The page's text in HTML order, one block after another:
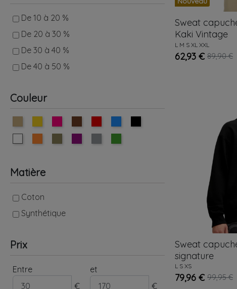
De 10 à 20 %
De 20 à 30 %
De 30 à 40 %
De 40 à 50 %
Couleur
Matière
Coton
Synthétique
Prix
Entre
€
et
€
Sweat
Kaki Vintage
L M S XL XXL
62,93 € 89,90 €
Sweat
signature
L S XS
79,96 € 99,95 €